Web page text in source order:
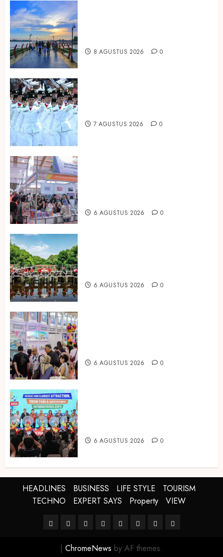
8 AGUSTUS 2026 0
7 AGUSTUS 2026 0
6 AGUSTUS 2026 0
6 AGUSTUS 2026 0
6 AGUSTUS 2026 0
6 AGUSTUS 2026 0
HEADLINES BUSINESS LIFE STYLE
TOURISM
TECHNO
EXPERT SAYS Property VIEW
HEADLINES
BUSINESS
LIFETOURISM
TECHNO
EXPERTPropertyVIEW
| ChromeNews by AF themes.